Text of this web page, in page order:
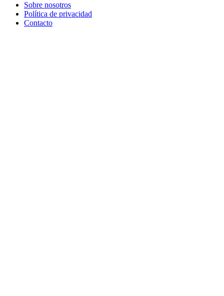
Sobre nosotros
Política de privacidad
Contacto